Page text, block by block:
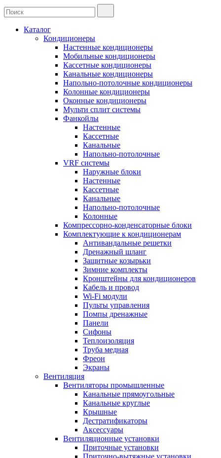
Каталог
Кондиционеры
Настенные кондиционеры
Мобильные кондиционеры
Кассетные кондиционеры
Канальные кондиционеры
Напольно-потолочные кондиционеры
Колонные кондиционеры
Оконные кондиционеры
Мульти сплит системы
Фанкойлы
Настенные
Кассетные
Канальные
Напольно-потолочные
VRF системы
Наружные блоки
Настенные
Кассетные
Канальные
Напольно-потолочные
Колонные
Компрессорно-конденсаторные блоки
Комплектующие к кондиционерам
Антивандальные решетки
Дренажный шланг
Защитные козырьки
Зимние комплекты
Кронштейны для кондиционеров
Кабель и провод
Wi-Fi модули
Пульты управления
Помпы дренажные
Панели
Сифоны
Теплоизоляция
Труба медная
Фреон
Экраны
Вентиляция
Вентиляторы промышленные
Канальные прямоугольные
Канальные круглые
Крышные
Дестратификаторы
Аксессуары
Вентиляционные установки
Приточные установки
Приточно-вытяжные установки